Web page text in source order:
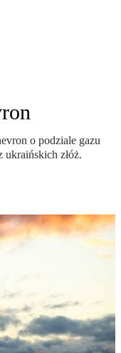
o podziale gazu
złóż.